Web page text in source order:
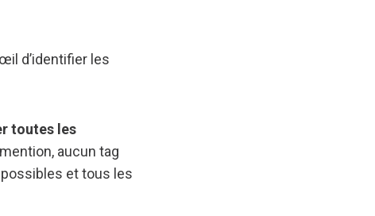
d’identifier les
toutes les
aucun tag
et tous les